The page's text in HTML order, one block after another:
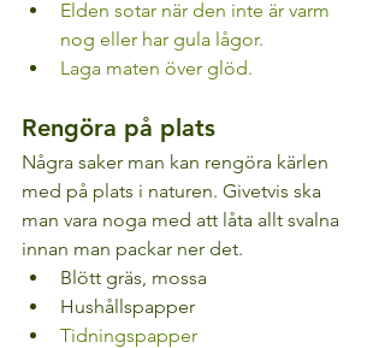
Elden sotar när den inte är varm
nog eller har gula lågor.
Laga maten över glöd.
Rengöra på plats
Några saker man kan rengöra kärlen
med på plats i naturen. Givetvis ska
man vara noga med att låta allt svalna
innan man packar ner det.
Blött gräs, mossa
Hushållspapper
Tidningspapper